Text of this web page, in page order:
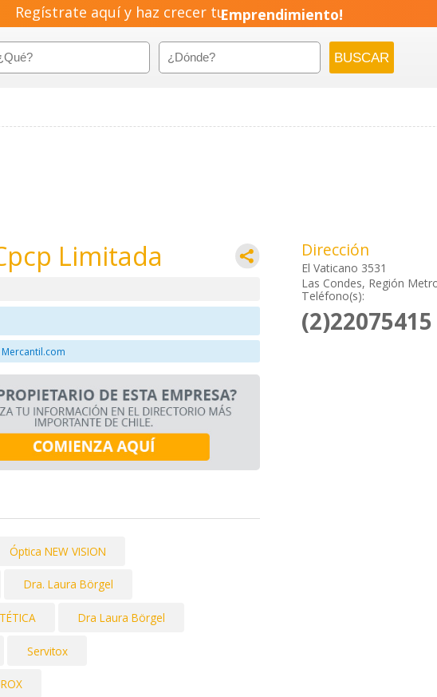
Regístrate aquí y haz crecer tuEmprendimiento!
Limitada
Óptica NEW VISION
Dra. Laura Börgel
Dra Laura Börgel
Servitox
Dirección
El Vaticano 3531
Las Condes, Región
Teléfono(s):
(2)22075415